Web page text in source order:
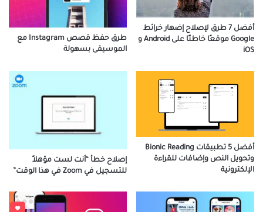
أفضل 7 طرق لإصلاح إضهار خرائط
Google موقعًا خاطئًا على Android و
iOS
طرق حفظ قصص Instagram مع
الموسيقى بسهولة
أفضل 5 تطبيقات Bionic Reading
وتحويل النص وإضافات للقراءة
الإلكترونية
إصلاح خطأ “أنت لست مؤهلاً
للتسجيل في Zoom في هذا الوقت”